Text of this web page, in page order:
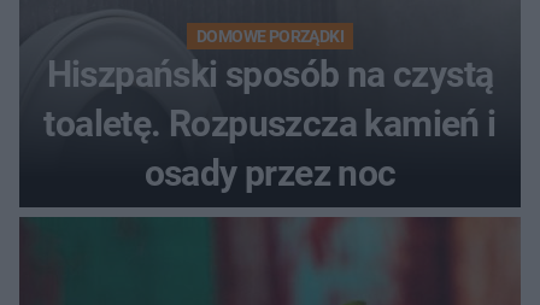
DOMOWE PORZĄDKI
Hiszpański sposób na czystą
toaletę. Rozpuszcza kamień i
osady przez noc